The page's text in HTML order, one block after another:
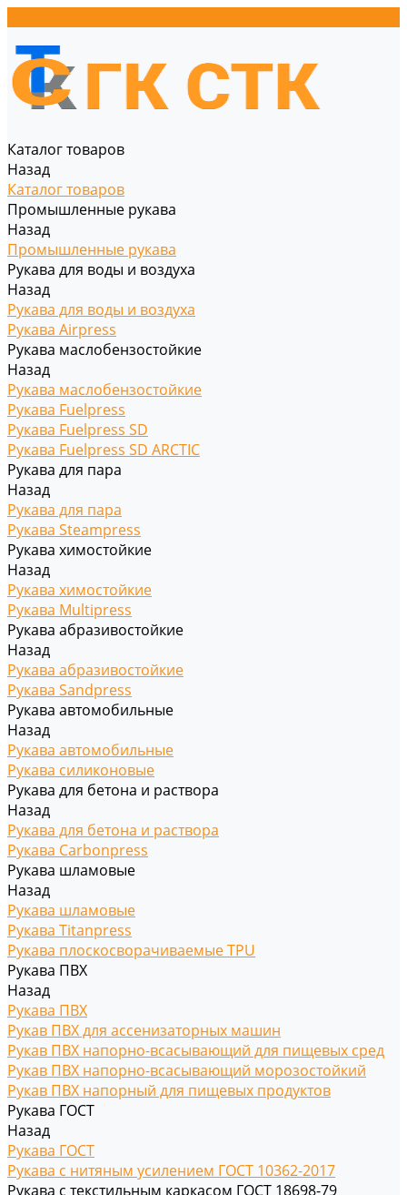
Каталог товаров
Назад
Каталог товаров
Промышленные рукава
Назад
Промышленные рукава
Рукава для воды и воздуха
Назад
Рукава для воды и воздуха
Рукава Airpress
Рукава маслобензостойкие
Назад
Рукава маслобензостойкие
Рукава Fuelpress
Рукава Fuelpress SD
Рукава Fuelpress SD ARCTIC
Рукава для пара
Назад
Рукава для пара
Рукава Steampress
Рукава химостойкие
Назад
Рукава химостойкие
Рукава Multipress
Рукава абразивостойкие
Назад
Рукава абразивостойкие
Рукава Sandpress
Рукава автомобильные
Назад
Рукава автомобильные
Рукава силиконовые
Рукава для бетона и раствора
Назад
Рукава для бетона и раствора
Рукава Carbonpress
Рукава шламовые
Назад
Рукава шламовые
Рукава Titanpress
Рукава плоскосворачиваемые TPU
Рукава ПВХ
Назад
Рукава ПВХ
Рукав ПВХ для ассенизаторных машин
Рукав ПВХ напорно-всасывающий для пищевых сред
Рукав ПВХ напорно-всасывающий морозостойкий
Рукав ПВХ напорный для пищевых продуктов
Рукава ГОСТ
Назад
Рукава ГОСТ
Рукава с нитяным усилением ГОСТ 10362-2017
Рукава с текстильным каркасом ГОСТ 18698-79